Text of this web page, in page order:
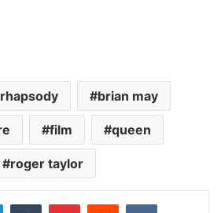
brian may
film queen
roger taylor
LinkedInTumblrPinterestRedditVKontakte